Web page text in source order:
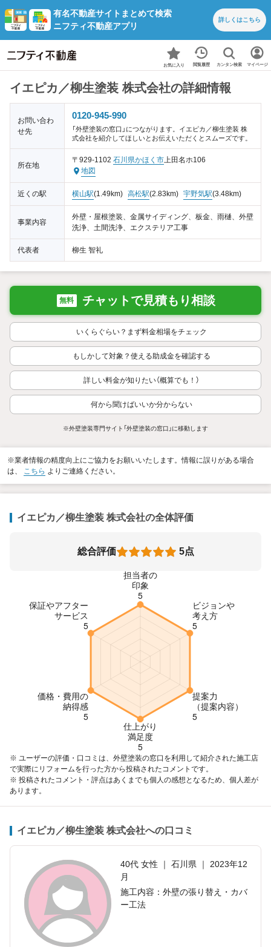
有名不動産サイトまとめて検索
ニフティ不動産アプリ
詳しくはこちら
お気に入り 閲覧履歴 カンタン検索 マイページ
イエピカ／柳生塗装 株式会社の詳細情報
お問い合わ
せ先
0120-945-990
「外壁塗装の窓口」につながります。イエピカ／柳生塗装 株
式会社を紹介してほしいとお伝えいただくとスムーズです。
所在地
〒929-1102 石川県かほく市上田名ホ106
地図
近くの駅 横山駅(1.49km) 高松駅(2.83km) 宇野気駅(3.48km)
事業内容
外壁・屋根塗装、金属サイディング、板金、雨樋、外壁
洗浄、土間洗浄、エクステリア工事
代表者 柳生 智礼
無料 チャットで見積もり相談
いくらぐらい？まず料金相場をチェック
もしかして対象？使える助成金を確認する
詳しい料金が知りたい（概算でも！）
何から聞けばいいか分からない
※外壁塗装専門サイト「外壁塗装の窓口」に移動します
※業者情報の精度向上にご協力をお願いいたします。情報に誤りがある場合
は、 こちら よりご連絡ください。
イエピカ／柳生塗装 株式会社の全体評価
総合評価 5点
※ ユーザーの評価・口コミは、外壁塗装の窓口を利用して紹介された施工店
で実際にリフォームを行った方から投稿されたコメントです。
※ 投稿されたコメント・評点はあくまでも個人の感想となるため、個人差が
あります。
イエピカ／柳生塗装 株式会社への口コミ
40代 女性 ｜ 石川県 ｜ 2023年12
月
施工内容：外壁の張り替え・カバ
ー工法